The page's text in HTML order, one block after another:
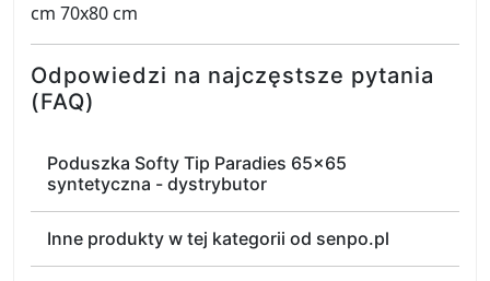
cm 70x80 cm
Odpowiedzi na najczęstsze pytania
(FAQ)
Poduszka Softy Tip Paradies 65x65
syntetyczna - dystrybutor
Inne produkty w tej kategorii od senpo.pl